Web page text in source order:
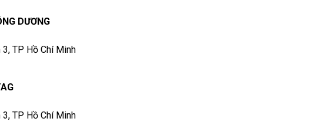
DƯƠNG
3, TP Hồ Chí Minh
3, TP Hồ Chí Minh